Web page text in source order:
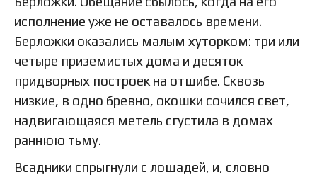
исполнение уже не оставалось времени.
Берложки оказались малым хуторком: три или
четыре приземистых дома и десяток
придворных построек на отшибе. Сквозь
низкие, в одно бревно, окошки сочился свет,
надвигающаяся метель сгустила в домах
раннюю тьму.
Всадники спрыгнули с лошадей, и, словно